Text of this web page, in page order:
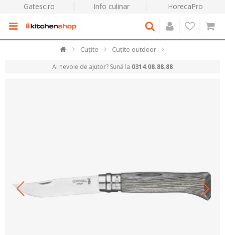
Gatesc.ro Info culinar HorecaPro
Cuțite Cuțite outdoor
Ai nevoie de ajutor? Sună la 0314.08.88.88